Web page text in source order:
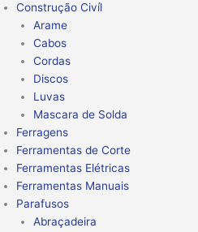
Construção Civíl
Arame
Cabos
Cordas
Discos
Luvas
Mascara de Solda
Ferragens
Ferramentas de Corte
Ferramentas Elétricas
Ferramentas Manuais
Parafusos
Abraçadeira